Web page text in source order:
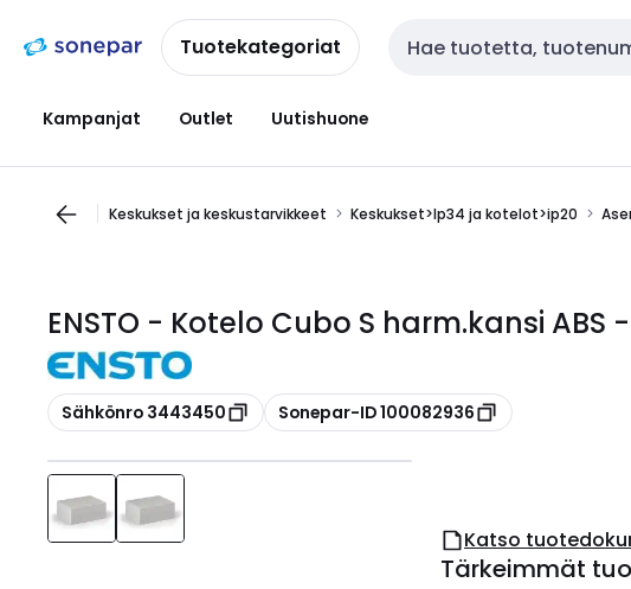
navigointiinsisältöönTuotekategoriat Haku
Kampanjat Outlet Uutishuone
Keskukset ja keskustarvikkeet Keskukset>Ip34 ja kotelot>ip20
ENSTO - Kotelo Cubo S harm.kansi ABS -
Kopioi
Sähkönro 3443450 Kopioi
Sonepar-ID 100082936
Katso
Tärkeimmät